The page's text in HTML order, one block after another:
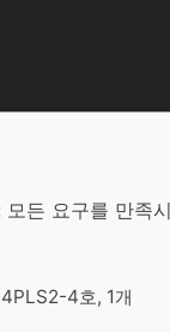
든 요구를 만족
4호, 1개